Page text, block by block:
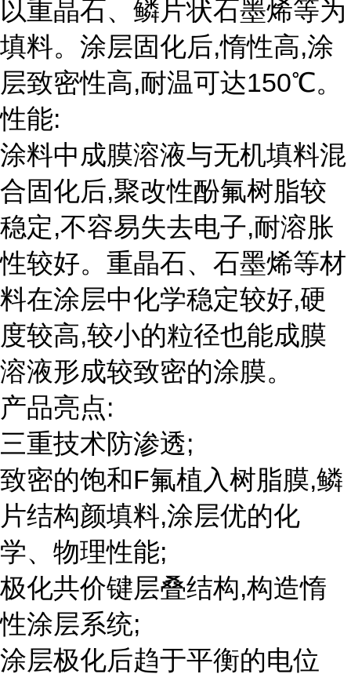
以重晶石、鳞片状石墨烯等为
填料。涂层固化后,惰性高,涂
层致密性高,耐温可达150℃。
性能:
涂料中成膜溶液与无机填料混
合固化后,聚改性酚氟树脂较
稳定,不容易失去电子,耐溶胀
性较好。重晶石、石墨烯等材
料在涂层中化学稳定较好,硬
度较高,较小的粒径也能成膜
溶液形成较致密的涂膜。
产品亮点:
三重技术防渗透;
致密的饱和F氟植入树脂膜,鳞
片结构颜填料,涂层优的化
学、物理性能;
极化共价键层叠结构,构造惰
性涂层系统;
涂层极化后趋于平衡的电位